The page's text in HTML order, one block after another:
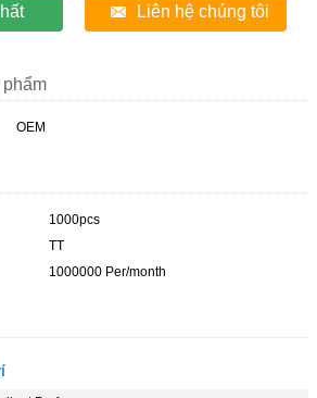
Liên hệ chúng tôi
OEM
1000pcs
TT
1000000 Per/month